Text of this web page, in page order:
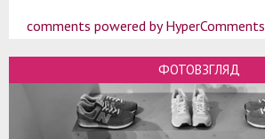
comments powered by HyperComments
ФОТОВЗГЛЯД